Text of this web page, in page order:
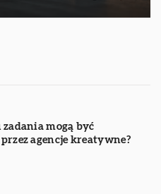
mogą być
agencje kreatywne?